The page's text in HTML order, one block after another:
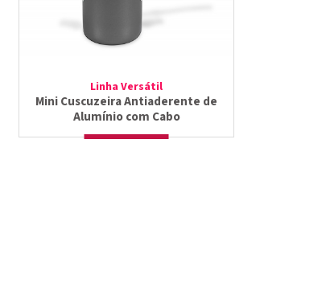
Linha Versátil
Mini Cuscuzeira Antiaderente de
Alumínio com Cabo